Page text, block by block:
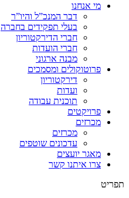
מי אנחנו
דבר המנכ”ל והיו”ר
בעלי תפקידים בחברה
חברי הדירקטוריון
חברי הועדות
מבנה ארגוני
פרוטוקולים ומסמכים
דירקטוריון
ועדות
תוכנית עבודה
פרויקטים
מכרזים
מכרזים
עדכונים שוטפים
מאגר יועצים
צרו איתנו קשר
תפריט